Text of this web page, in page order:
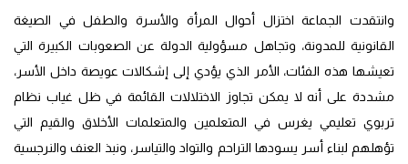
وانتقدت الجماعة اختزال أحوال المرأة والأسرة والطفل في الصيغة
القانونية للمدونة، وتجاهل مسؤولية الدولة عن الصعوبات الكبيرة التي
تعيشها هذه الفئات، الأمر الذي يؤدي إلى إشكالات عويصة داخل الأسر،
مشددة على أنه لا يمكن تجاوز الاختلالات القائمة في ظل غياب نظام
تربوي تعليمي يغرس في المتعلمين والمتعلمات الأخلاق والقيم التي
تؤهلهم لبناء أسر يسودها التراحم والتواد والتياسر، ونبذ العنف والنرجسية